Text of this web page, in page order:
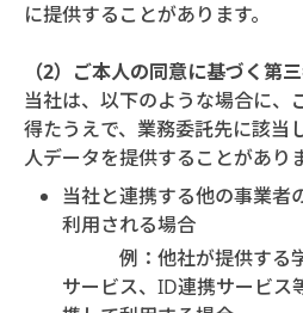
に提供することがあります。
（2）ご本人の同意に基づく第
当社は、以下のような場合に、
得たうえで、業務委託先に該当
人データを提供することがありま
当社と連携する他の事業者
利用される場合
例：他社が提供する学
サービス、ID連携サービス